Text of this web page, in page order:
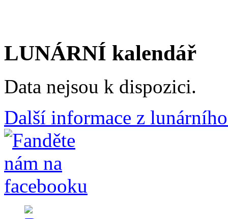
LUNÁRNÍ kalendář
Data nejsou k dispozici.
Další informace z